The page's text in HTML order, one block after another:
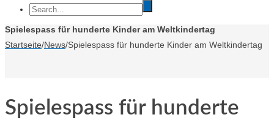
Spielespass für hunderte Kinder am Weltkindertag
Startseite/News/Spielespass für hunderte Kinder am Weltkindertag
Spielespass für hunderte